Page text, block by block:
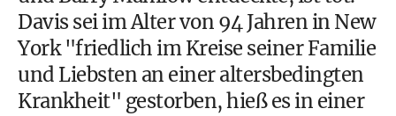
Davis sei im Alter von 94 Jahren in New
York "friedlich im Kreise seiner Familie
und Liebsten an einer altersbedingten
Krankheit" gestorben, hieß es in einer